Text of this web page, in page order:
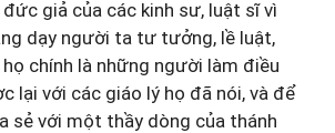
giả của các kinh sư, luật sĩ vì
dạy người ta tư tưởng, lề luật,
chính là những người làm điều
lại với các giáo lý họ đã nói, và để
sẻ với một thầy dòng của thánh